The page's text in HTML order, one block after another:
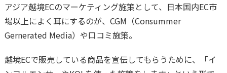
アジア越境ECのマーケティング施策として、日本国内EC市
場以上によく耳にするのが、CGM（Consummer
Gernerated Media）や口コミ施策。
越境ECで販売している商品を宣伝してもらうために、「イ